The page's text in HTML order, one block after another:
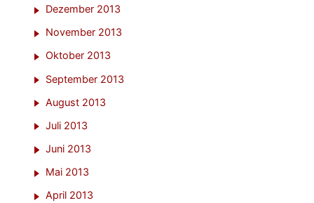
Dezember 2013
November 2013
Oktober 2013
September 2013
August 2013
Juli 2013
Juni 2013
Mai 2013
April 2013